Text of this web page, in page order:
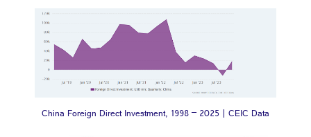
China Foreign Direct Investment, 1998 – 2025 | CEIC Data